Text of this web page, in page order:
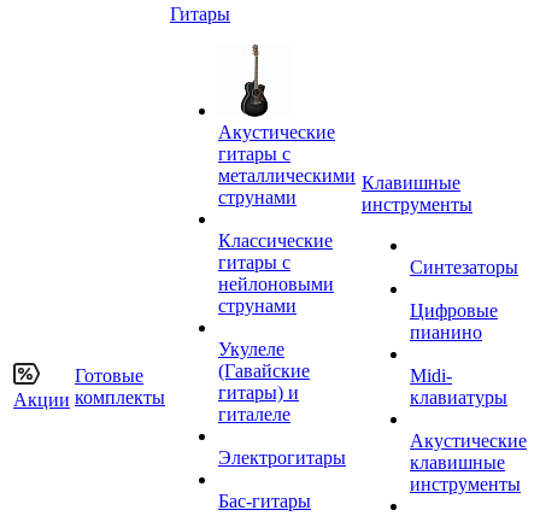
Акции
Готовые
комплекты
Гитары
Акустические
гитары с
металлическими
струнами
Классические
гитары с
нейлоновыми
струнами
Укулеле
(Гавайские
гитары) и
гиталеле
Электрогитары
Бас-гитары
Клавишные
инструменты
Синтезаторы
Цифровые
пианино
Midi-
клавиатуры
Акустические
клавишные
инструменты